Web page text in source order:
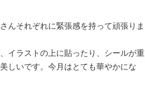
んそれぞれに緊張感を持って頑張りま
イラストの上に貼ったり、シールが重
しいです。今月はとても華やかにな